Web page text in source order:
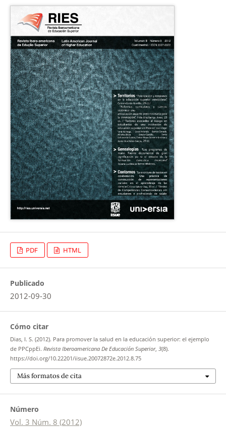
PDF HTML
Publicado
2012-09-30
Cómo citar
Dias, I. S. (2012). Para promover la salud en la educación superior: el ejemplo
de PPCppEi. Revista Iberoamericana De Educación Superior, 3(8).
https://doi.org/10.22201/iisue.20072872e.2012.8.75
Más formatos de cita
Número
Vol. 3 Núm. 8 (2012)